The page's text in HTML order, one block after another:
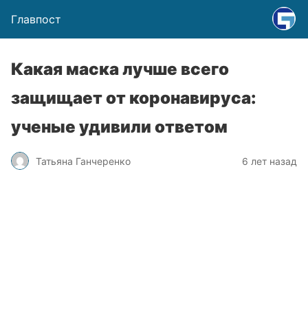
Главпост
Какая маска лучше всего
защищает от коронавируса:
ученые удивили ответом
Татьяна Ганчеренко 6 лет назад